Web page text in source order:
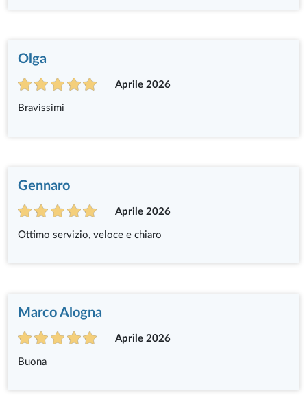
Olga
Aprile 2026
Bravissimi
Gennaro
Aprile 2026
Ottimo servizio, veloce e chiaro
Marco Alogna
Aprile 2026
Buona